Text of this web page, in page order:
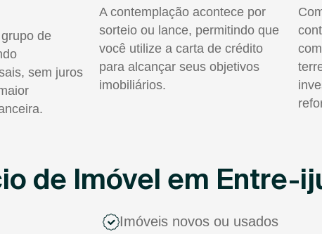
de
sem juros
A contemplação acontece por
sorteio ou lance, permitindo que
você utilize a carta de crédito
para alcançar seus objetivos
imobiliários.
de Imóvel em Entre-
Imóveis novos ou usados